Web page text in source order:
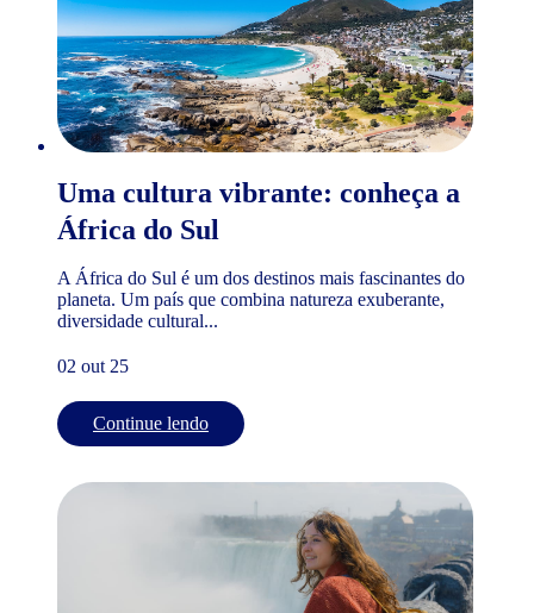
Uma cultura vibrante: conheça a
África do Sul
A África do Sul é um dos destinos mais fascinantes do
planeta. Um país que combina natureza exuberante,
diversidade cultural...
02 out 25
Continue lendo